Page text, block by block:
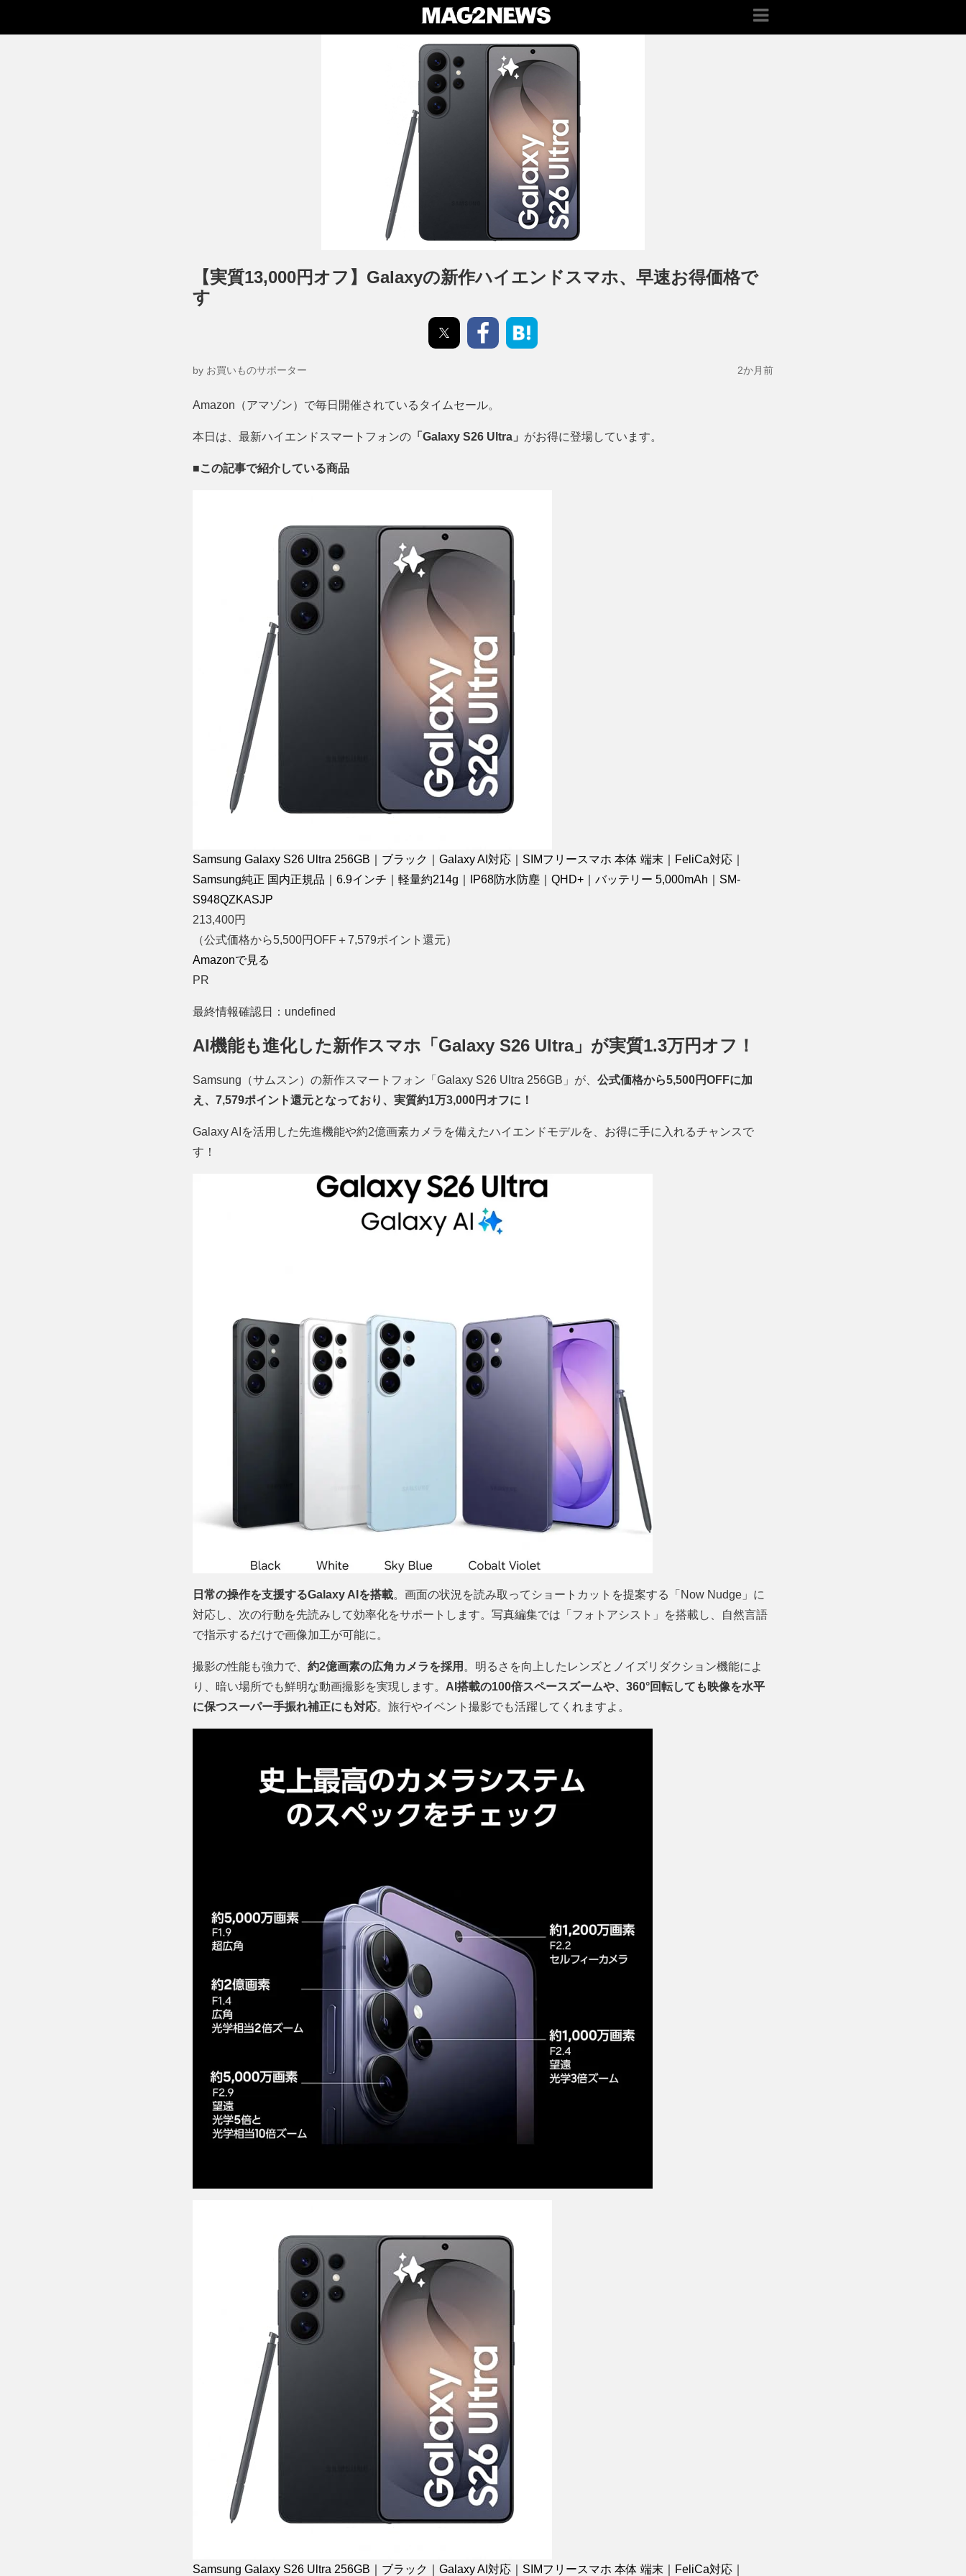
【実質13,000円オフ】Galaxyの新作ハイエンドスマホ、早速お得価格で
す
by お買いものサポーター 2か月前
Amazon（アマゾン）で毎日開催されているタイムセール。
本日は、最新ハイエンドスマートフォンの 「Galaxy S26 Ultra」 がお得に登場しています。
■この記事で紹介している商品
Samsung Galaxy S26 Ultra 256GB｜ブラック｜Galaxy AI対応｜SIMフリースマホ 本体 端末｜FeliCa対応｜
Samsung純正 国内正規品｜6.9インチ｜軽量約214g｜IP68防水防塵｜QHD+｜バッテリー 5,000mAh｜SM-
S948QZKASJP
213,400円
（公式価格から5,500円OFF＋7,579ポイント還元）
Amazonで見る
PR
最終情報確認日：undefined
AI機能も進化した新作スマホ「Galaxy S26 Ultra」が実質1.3万円オフ！
Samsung（サムスン）の新作スマートフォン「Galaxy S26 Ultra 256GB」が、 公式価格から5,500円OFFに加
え、7,579ポイント還元となっており、実質約1万3,000円オフに！
Galaxy AIを活用した先進機能や約2億画素カメラを備えたハイエンドモデルを、お得に手に入れるチャンスで
す！
日常の操作を支援するGalaxy AIを搭載。画面の状況を読み取ってショートカットを提案する「Now Nudge」に
対応し、次の行動を先読みして効率化をサポートします。写真編集では「フォトアシスト」を搭載し、自然言語
で指示するだけで画像加工が可能に。
撮影の性能も強力で、 約2億画素の広角カメラを採用 。明るさを向上したレンズとノイズリダクション機能によ
り、暗い場所でも鮮明な動画撮影を実現します。 AI搭載の100倍スペースズームや、360°回転しても映像を水平
に保つスーパー手振れ補正にも対応。旅行やイベント撮影でも活躍してくれますよ。
Samsung Galaxy S26 Ultra 256GB｜ブラック｜Galaxy AI対応｜SIMフリースマホ 本体 端末｜FeliCa対応｜